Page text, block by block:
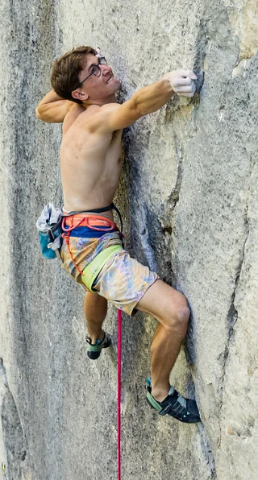
d’adaptation tissulaire, renforce la
résilience et permet de progresser sans
compromettre sa santé. Techniques
complémentaires et hygiène de vie
complètent cette approche.